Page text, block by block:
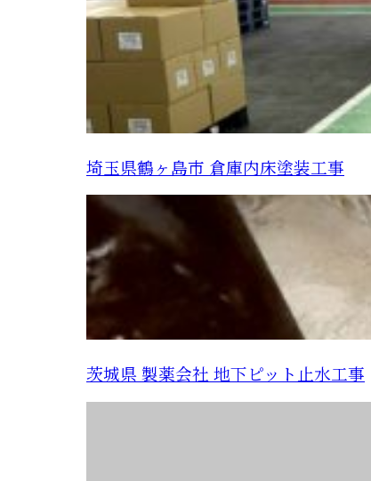
埼玉県鶴ヶ島市 倉庫内床塗装工事
茨城県 製薬会社 地下ピット止水工事